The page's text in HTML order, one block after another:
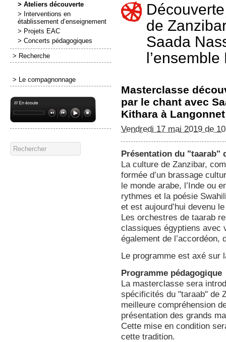
> Ateliers découverte
> Interventions en
établissement d’enseignement
> Projets EAC
> Concerts pédagogiques
> Recherche
> Le compagnonnage
Découverte
de
Saada
Masterclasse
par le chant avec
Kithara à
Vendredi 17 mai 2019 de
Présentation du "taarab"
La culture de Zanzibar,
formée d’un brassage
le monde arabe, l’Inde ou
rythmes et la poésie
et est aujourd’hui devenu
Les orchestres de taarab
classiques égyptiens avec
également de l’accordéon,
Le programme est axé sur
Programme pédagogique
La masterclasse sera
spécificités du "taraab" de
meilleure compréhension
présentation des grands
Cette mise en condition
cette tradition.